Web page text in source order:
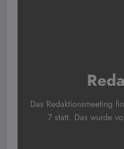
Das Redaktionsmeeting
7 statt. Das wurde